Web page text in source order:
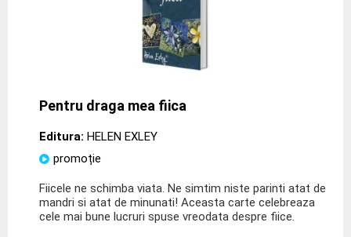
Pentru draga mea fiica
Editura: HELEN EXLEY
promoție
Fiicele ne schimba viata. Ne simtim niste parinti atat de
mandri si atat de minunati! Aceasta carte celebreaza
cele mai bune lucruri spuse vreodata despre fiice.